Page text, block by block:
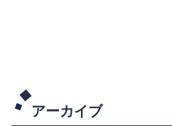
アーカイブ